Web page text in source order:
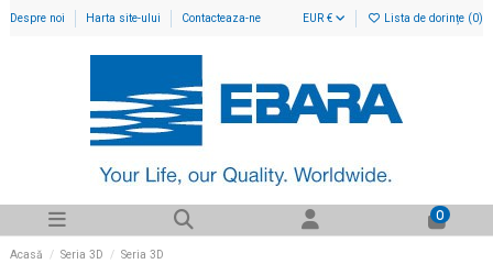
Despre noi Harta site-ului Contacteaza-ne EUR € Lista de dorințe (0)
0
Acasă Seria 3D Seria 3D